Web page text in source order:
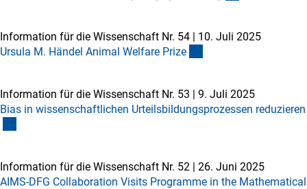
Information für die Wissenschaft Nr. 54 | 10. Juli 2025
Ursula M. Händel Animal Welfare Prize
Information für die Wissenschaft Nr. 53 | 9. Juli 2025
Bias in wissenschaftlichen Urteilsbildungsprozessen reduzieren
Information für die Wissenschaft Nr. 52 | 26. Juni 2025
AIMS-DFG Collaboration Visits Programme in the Mathematical